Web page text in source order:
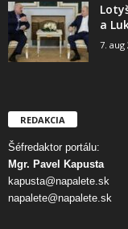
a
7. aug
REDAKCIA
Šéfredaktor portálu:
Mgr. Pavel Kapusta
kapusta@napalete.sk
napalete@napalete.sk